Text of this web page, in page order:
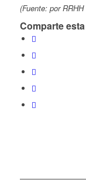
(Fuente: por
Comparte